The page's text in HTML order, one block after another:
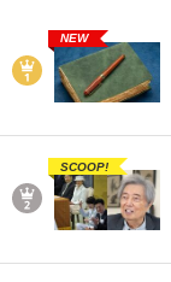
NEW
SCOOP!